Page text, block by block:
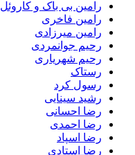
رامین بی باک و کاروئل
رامین فاخری
رامین میرزادی
رحیم جوانمردی
رحیم شهریاری
رستاک
رسول کرد
رشید سینایی
رضا احسانی
رضا احمدی
رضا اسپاد
رضا استادی